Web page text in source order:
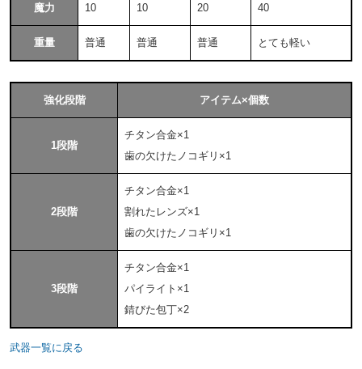
魔力 10 10 20 40
重量 普通 普通 普通 とても軽い
強化段階 アイテム×個数
1段階
チタン合金×1
歯の欠けたノコギリ×1
2段階
チタン合金×1
割れたレンズ×1
歯の欠けたノコギリ×1
3段階
チタン合金×1
パイライト×1
錆びた包丁×2
武器一覧に戻る